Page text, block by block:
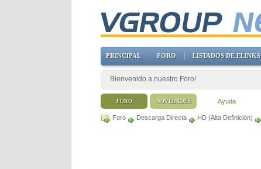
Foro Descarga Directa HD (Alta Definición)
PRINCIPAL FORO LISTADOS DE ELINKS
Bienvenido a nuestro Foro!
FORO Ayuda
NOVEDADES